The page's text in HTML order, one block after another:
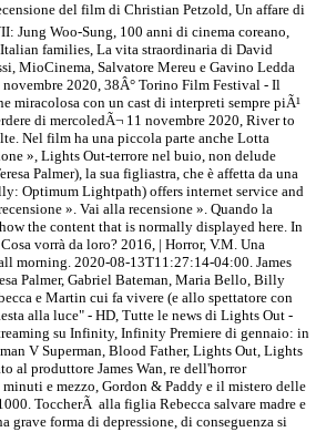
del film di Christian Petzold, Un affare di
Jung Woo-Sung, 100 anni di cinema coreano,
families, La vita straordinaria di David
MioCinema, Salvatore Mereu e Gavino Ledda
2020, 38Â° Torino Film Festival - Il
miracolosa con un cast di interpreti sempre piÃ¹
di mercoledÃ¬ 11 novembre 2020, River to
Nel film ha una piccola parte anche Lotta
», Lights Out-terrore nel buio, non delude
Palmer), la sua figliastra, che è affetta da una
Optimum Lightpath) offers internet service and
». Vai alla recensione ». Quando la
the content that is normally displayed here. In
vorrà da loro? 2016, | Horror, V.M. Una
morning. 2020-08-13T11:27:14-04:00. James
Palmer, Gabriel Bateman, Maria Bello, Billy
e Martin cui fa vivere (e allo spettatore con
alla luce" - HD, Tutte le news di Lights Out -
su Infinity, Infinity Premiere di gennaio: in
V Superman, Blood Father, Lights Out, Lights
al produttore James Wan, re dell'horror
e mezzo, Gordon & Paddy e il mistero delle
ToccherÃ alla figlia Rebecca salvare madre e
forma di depressione, di conseguenza si